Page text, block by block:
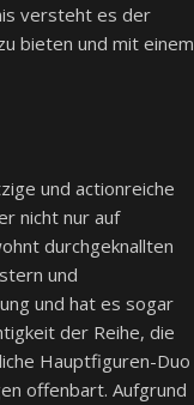
versteht es der
bieten und mit einem
und actionreiche
nicht nur auf
durchgeknallten
und
und hat es sogar
der Reihe, die
Hauptfiguren-Duo
offenbart. Aufgrund